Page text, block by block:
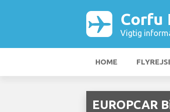
Corfu
Vigtig
HOME
EUROPCAR